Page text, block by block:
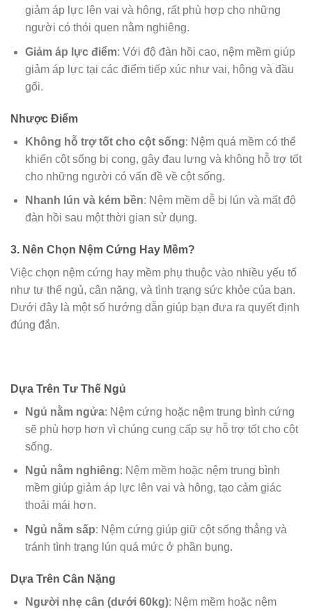
giảm áp lực lên vai và hông, rất phù hợp cho những
người có thói quen nằm nghiêng.
Giảm áp lực điểm: Với độ đàn hồi cao, nệm mềm giúp
giảm áp lực tại các điểm tiếp xúc như vai, hông và đầu
gối.
Nhược Điểm
Không hỗ trợ tốt cho cột sống: Nệm quá mềm có thể
khiến cột sống bị cong, gây đau lưng và không hỗ trợ tốt
cho những người có vấn đề về cột sống.
Nhanh lún và kém bền: Nệm mềm dễ bị lún và mất độ
đàn hồi sau một thời gian sử dụng.
3. Nên Chọn Nệm Cứng Hay Mềm?
Việc chọn nệm cứng hay mềm phụ thuộc vào nhiều yếu tố
như tư thế ngủ, cân nặng, và tình trạng sức khỏe của bạn.
Dưới đây là một số hướng dẫn giúp bạn đưa ra quyết định
đúng đắn.
Dựa Trên Tư Thế Ngủ
Ngủ nằm ngửa: Nệm cứng hoặc nệm trung bình cứng
sẽ phù hợp hơn vì chúng cung cấp sự hỗ trợ tốt cho cột
sống.
Ngủ nằm nghiêng: Nệm mềm hoặc nệm trung bình
mềm giúp giảm áp lực lên vai và hông, tạo cảm giác
thoải mái hơn.
Ngủ nằm sấp: Nệm cứng giúp giữ cột sống thẳng và
tránh tình trạng lún quá mức ở phần bụng.
Dựa Trên Cân Nặng
Người nhẹ cân (dưới 60kg): Nệm mềm hoặc nệm